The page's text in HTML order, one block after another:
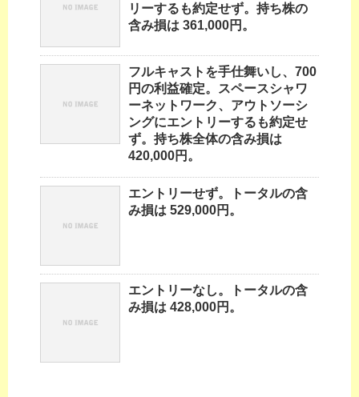
リーするも約定せず。持ち株の
含み損は 361,000円。
フルキャストを手仕舞いし、700
円の利益確定。スペースシャワ
ーネットワーク、アウトソーシ
ングにエントリーするも約定せ
ず。持ち株全体の含み損は
420,000円。
エントリーせず。トータルの含
み損は 529,000円。
エントリーなし。トータルの含
み損は 428,000円。